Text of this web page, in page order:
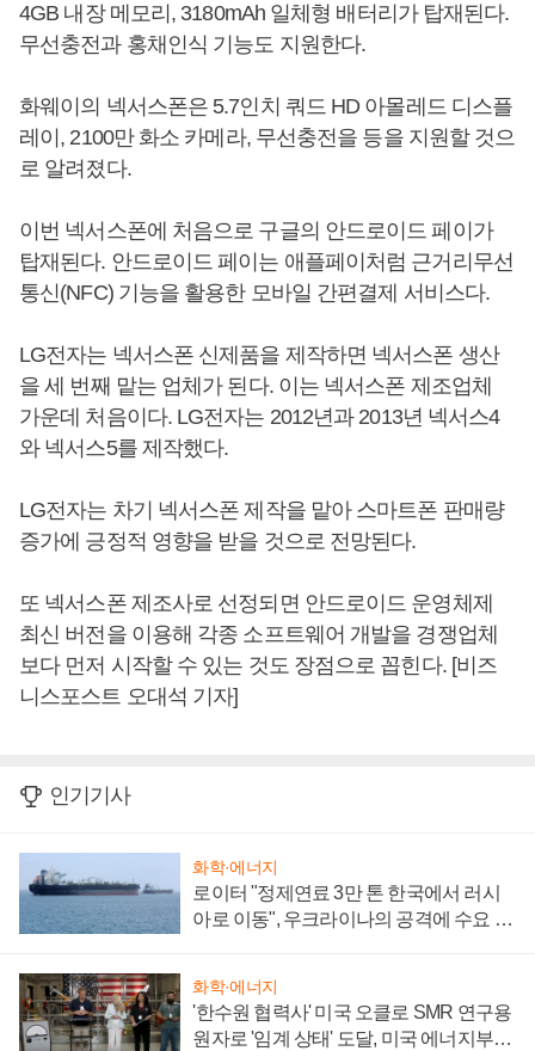
4GB 내장 메모리, 3180mAh 일체형 배터리가 탑재된다.
무선충전과 홍채인식 기능도 지원한다.
화웨이의 넥서스폰은 5.7인치 쿼드 HD 아몰레드 디스플
레이, 2100만 화소 카메라, 무선충전을 등을 지원할 것으
로 알려졌다.
이번 넥서스폰에 처음으로 구글의 안드로이드 페이가
탑재된다. 안드로이드 페이는 애플페이처럼 근거리무선
통신(NFC) 기능을 활용한 모바일 간편결제 서비스다.
LG전자는 넥서스폰 신제품을 제작하면 넥서스폰 생산
을 세 번째 맡는 업체가 된다. 이는 넥서스폰 제조업체
가운데 처음이다. LG전자는 2012년과 2013년 넥서스4
와 넥서스5를 제작했다.
LG전자는 차기 넥서스폰 제작을 맡아 스마트폰 판매량
증가에 긍정적 영향을 받을 것으로 전망된다.
또 넥서스폰 제조사로 선정되면 안드로이드 운영체제
최신 버전을 이용해 각종 소프트웨어 개발을 경쟁업체
보다 먼저 시작할 수 있는 것도 장점으로 꼽힌다. [비즈
니스포스트 오대석 기자]
인기기사
화학·에너지
로이터 "정제연료 3만 톤 한국에서 러시
아로 이동", 우크라이나의 공격에 수요 늘
화학·에너지
'한수원 협력사' 미국 오클로 SMR 연구용
원자로 '임계 상태' 도달, 미국 에너지부